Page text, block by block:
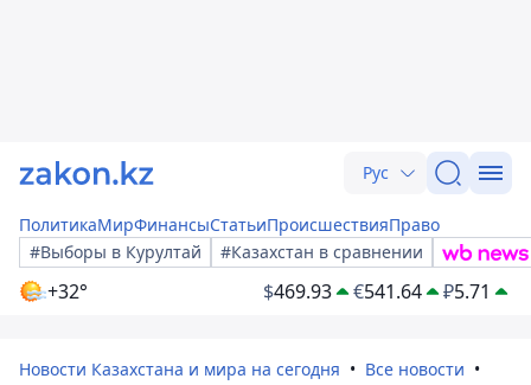
Рус
ПолитикаМирФинансыСтатьиПроисшествияПраво
#Выборы в Курултай
#Казахстан в сравнении
+32° $469.93 €541.64 ₽5.71
Новости Казахстана и мира на сегодня
Все новости